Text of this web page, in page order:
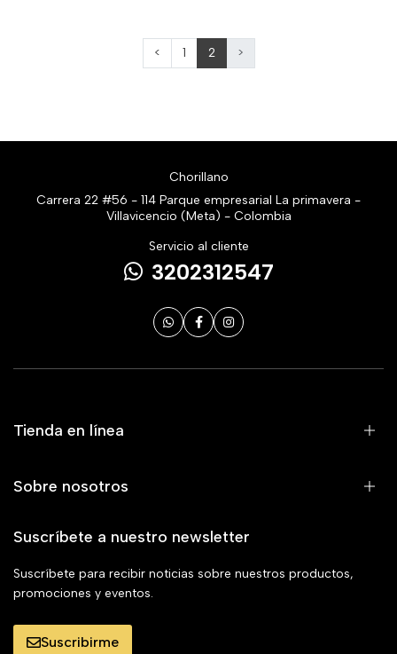
< 1 2 >
Chorillano
Carrera 22 #56 - 114 Parque empresarial La primavera -
Villavicencio (Meta) - Colombia
Servicio al cliente
3202312547
Tienda en línea
Sobre nosotros
Suscríbete a nuestro newsletter
Suscríbete para recibir noticias sobre nuestros productos,
promociones y eventos.
Suscribirme